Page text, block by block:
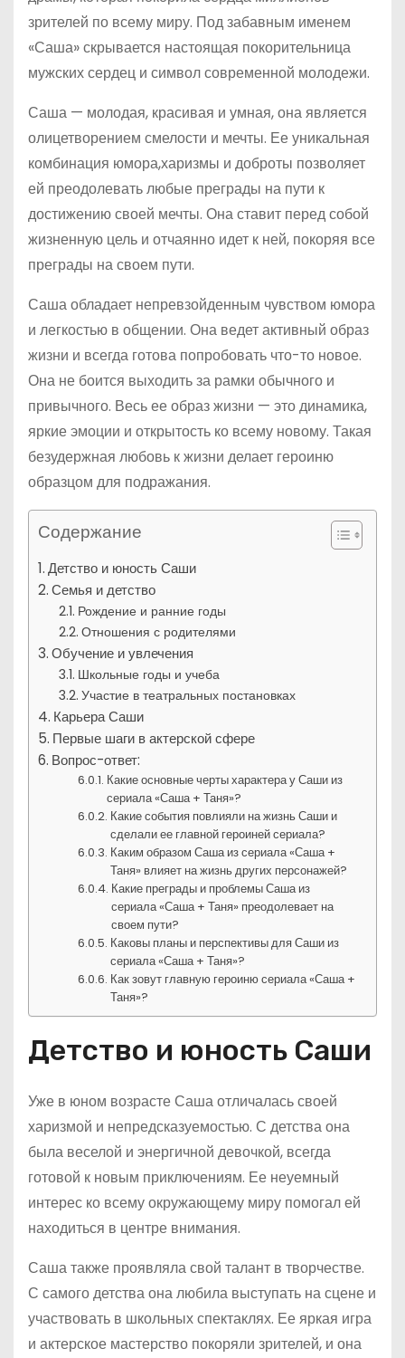
зрителей по всему миру. Под забавным именем
«Саша» скрывается настоящая покорительница
мужских сердец и символ современной молодежи.
Саша — молодая, красивая и умная, она является
олицетворением смелости и мечты. Ее уникальная
комбинация юмора,харизмы и доброты позволяет
ей преодолевать любые преграды на пути к
достижению своей мечты. Она ставит перед собой
жизненную цель и отчаянно идет к ней, покоряя все
преграды на своем пути.
Саша обладает непревзойденным чувством юмора
и легкостью в общении. Она ведет активный образ
жизни и всегда готова попробовать что-то новое.
Она не боится выходить за рамки обычного и
привычного. Весь ее образ жизни — это динамика,
яркие эмоции и открытость ко всему новому. Такая
безудержная любовь к жизни делает героиню
образцом для подражания.
Содержание
Детство и юность Саши
Семья и детство
Рождение и ранние годы
Отношения с родителями
Обучение и увлечения
Школьные годы и учеба
Участие в театральных постановках
Карьера Саши
Первые шаги в актерской сфере
Вопрос-ответ:
Какие основные черты характера у Саши из
сериала «Саша + Таня»?
Какие события повлияли на жизнь Саши и
сделали ее главной героиней сериала?
Каким образом Саша из сериала «Саша +
Таня» влияет на жизнь других персонажей?
Какие преграды и проблемы Саша из
сериала «Саша + Таня» преодолевает на
своем пути?
Каковы планы и перспективы для Саши из
сериала «Саша + Таня»?
Как зовут главную героиню сериала «Саша +
Таня»?
Детство и юность Саши
Уже в юном возрасте Саша отличалась своей
харизмой и непредсказуемостью. С детства она
была веселой и энергичной девочкой, всегда
готовой к новым приключениям. Ее неуемный
интерес ко всему окружающему миру помогал ей
находиться в центре внимания.
Саша также проявляла свой талант в творчестве.
С самого детства она любила выступать на сцене и
участвовать в школьных спектаклях. Ее яркая игра
и актерское мастерство покоряли зрителей, и она